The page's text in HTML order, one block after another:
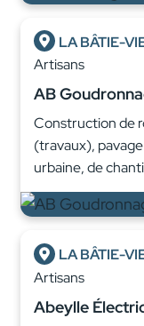
LA BÂTIE-
Artisans
AB
Construction de
(travaux),
urbaine, de
LA BÂTIE-
Artisans
Abeylle